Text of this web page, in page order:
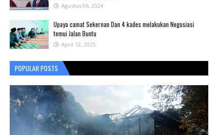
Agustus 06, 2024
Upaya camat Sekernan Dan 4 kades melakukan Negosiasi
temui Jalan Buntu
April 12, 2025
POPULAR POSTS